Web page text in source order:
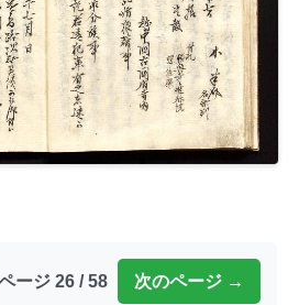
ージ 26 / 58 次のページ →